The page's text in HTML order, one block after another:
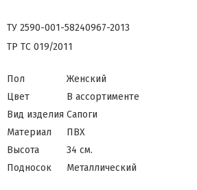
ТУ 2590-001-58240967-2013
ТР ТС 019/2011
Пол
Женский
Цвет
В ассортименте
Вид изделия Сапоги
Материал
ПВХ
Высота
34 см.
Подносок
Металлический